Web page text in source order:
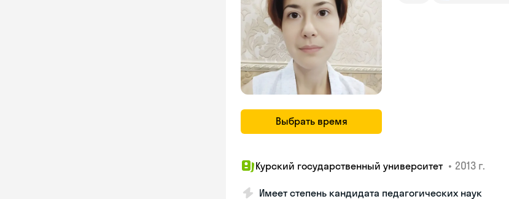
Выбрать время
Курский государственный университет • 2013 г.
Имеет степень кандидата педагогических наук